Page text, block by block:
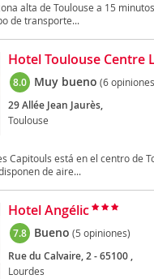
alta de Toulouse a 15
de transporte...
Hotel Toulouse Centre
8.0 Muy bueno (6
29 Allée Jean Jaurès,
Toulouse
Capitouls está en el centro de
de aire...
Hotel Angélic
7.8 Bueno (5 opiniones)
Rue du Calvaire, 2 - 65100 ,
Lourdes